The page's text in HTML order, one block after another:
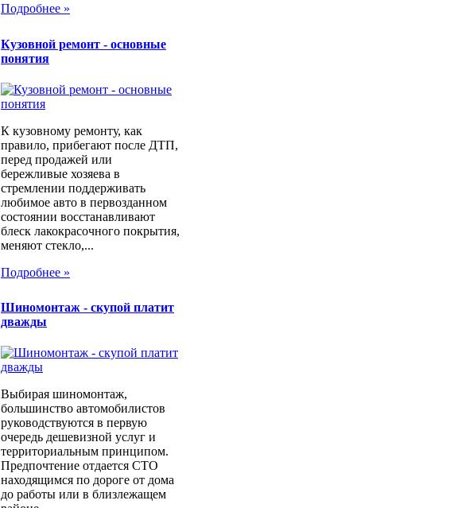
Подробнее »
Кузовной ремонт - основные
понятия
К кузовному ремонту, как
правило, прибегают после ДТП,
перед продажей или
бережливые хозяева в
стремлении поддерживать
любимое авто в первозданном
состоянии восстанавливают
блеск лакокрасочного покрытия,
меняют стекло,...
Подробнее »
Шиномонтаж - скупой платит
дважды
Выбирая шиномонтаж,
большинство автомобилистов
руководствуются в первую
очередь дешевизной услуг и
территориальным принципом.
Предпочтение отдается СТО
находящимся по дороге от дома
до работы или в близлежащем